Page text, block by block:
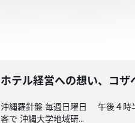
ホテル経営への想い、コザ
沖縄羅針盤 毎週日曜日 午後４時
客で 沖縄大学地域研...